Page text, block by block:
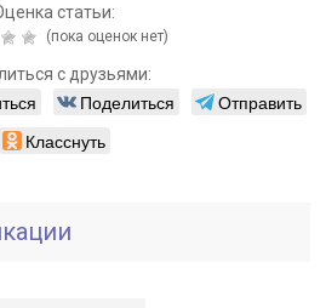
статьи:
(пока оценок нет)
с друзьями:
Поделиться
Отправить
Класснуть